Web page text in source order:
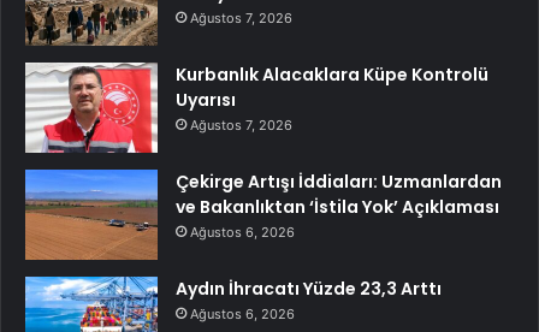
Ağustos 7, 2026
Kurbanlık Alacaklara Küpe Kontrolü
Uyarısı
Ağustos 7, 2026
Çekirge Artışı İddiaları: Uzmanlardan
ve Bakanlıktan ‘İstila Yok’ Açıklaması
Ağustos 6, 2026
Aydın İhracatı Yüzde 23,3 Arttı
Ağustos 6, 2026